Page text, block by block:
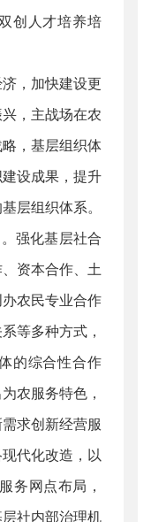
创人才培养培
济，加快建设更
，主战场在农
，基层组织体
设成果，提升
层组织体系。
强化基层社合
资本合作、土
农民专业合作
等多种方式，
的综合性合作
农服务特色，
求创新经营服
代化改造，以
务网点布局，
社内部治理机